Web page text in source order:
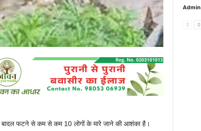
बादल फटने से कम से कम 10 लोगों के मारे जाने की आशंका है।
Admin